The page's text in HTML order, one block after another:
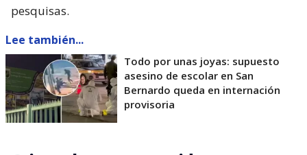
pesquisas.
Lee también...
Todo por unas joyas: supuesto
asesino de escolar en San
Bernardo queda en internación
provisoria